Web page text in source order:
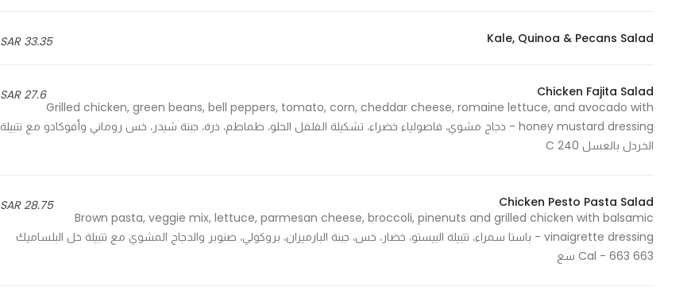
33.35 SAR Kale, Quinoa & Pecans Salad
27.6 SAR
Chicken Fajita Salad
Grilled chicken, green beans, bell peppers, tomato, corn, cheddar cheese, romaine lettuce, and avocado with
honey mustard dressing - دجاج مشوي، فاصولياء خضراء، تشكيلة الفلفل الحلو، طماطم، ذرة، جبنة شيدر، خس روماني وأفوكادو مع تتبيلة
الخردل بالعسل 240 C
28.75 SAR
Chicken Pesto Pasta Salad
Brown pasta, veggie mix, lettuce, parmesan cheese, broccoli, pinenuts and grilled chicken with balsamic
vinaigrette dressing - باستا سمراء، تتبيلة البيستو، خضار، خس، جبنة البارميزان، بروكولي، صنوبر والدجاج المشوي مع تتبيلة خل البلساميك
663 Cal - 663 سع